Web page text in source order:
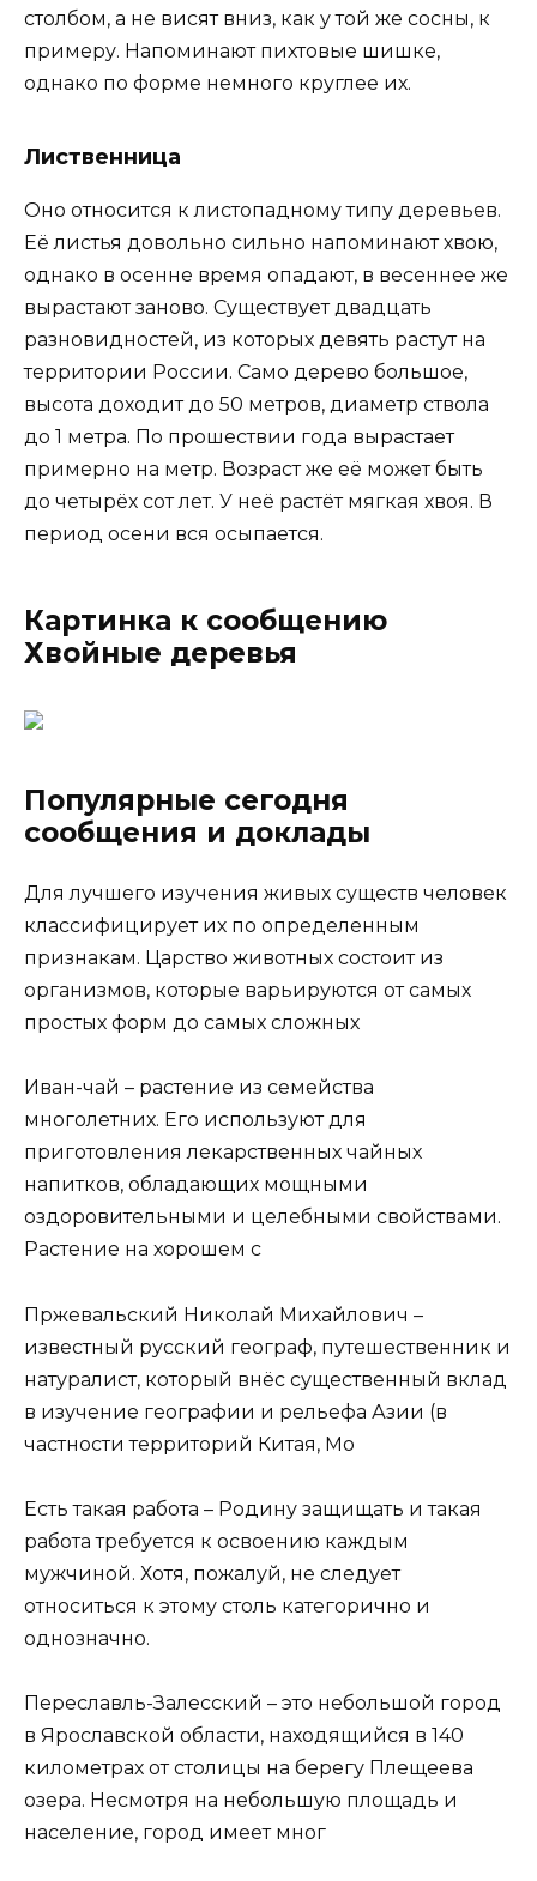
столбом, а не висят вниз, как у той же сосны, к
примеру. Напоминают пихтовые шишке,
однако по форме немного круглее их.
Лиственница
Оно относится к листопадному типу деревьев.
Её листья довольно сильно напоминают хвою,
однако в осенне время опадают, в весеннее же
вырастают заново. Существует двадцать
разновидностей, из которых девять растут на
территории России. Само дерево большое,
высота доходит до 50 метров, диаметр ствола
до 1 метра. По прошествии года вырастает
примерно на метр. Возраст же её может быть
до четырёх сот лет. У неё растёт мягкая хвоя. В
период осени вся осыпается.
Картинка к сообщению
Хвойные деревья
Популярные сегодня
сообщения и доклады
Для лучшего изучения живых существ человек
классифицирует их по определенным
признакам. Царство животных состоит из
организмов, которые варьируются от самых
простых форм до самых сложных
Иван-чай – растение из семейства
многолетних. Его используют для
приготовления лекарственных чайных
напитков, обладающих мощными
оздоровительными и целебными свойствами.
Растение на хорошем с
Пржевальский Николай Михайлович –
известный русский географ, путешественник и
натуралист, который внёс существенный вклад
в изучение географии и рельефа Азии (в
частности территорий Китая, Мо
Есть такая работа – Родину защищать и такая
работа требуется к освоению каждым
мужчиной. Хотя, пожалуй, не следует
относиться к этому столь категорично и
однозначно.
Переславль-Залесский – это небольшой город
в Ярославской области, находящийся в 140
километрах от столицы на берегу Плещеева
озера. Несмотря на небольшую площадь и
население, город имеет мног